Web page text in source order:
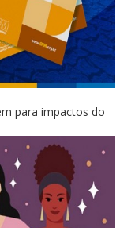
para impactos do